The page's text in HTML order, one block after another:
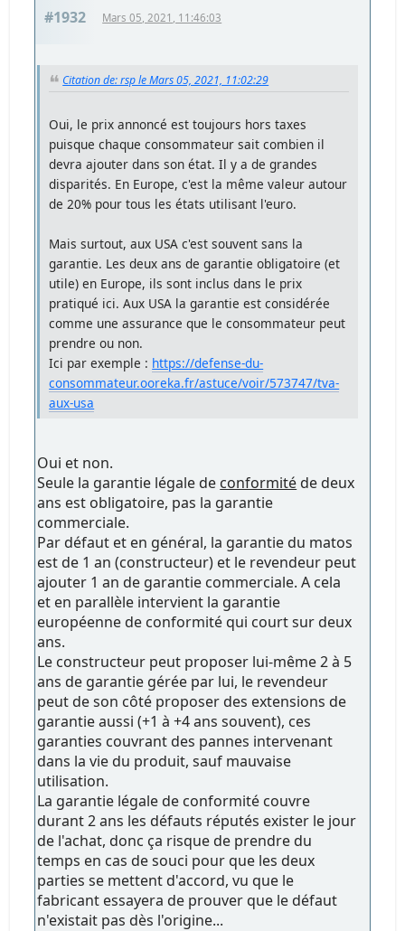
#1932 Mars 05, 2021, 11:46:03
Citation de: rsp le Mars 05, 2021, 11:02:29
Oui, le prix annoncé est toujours hors taxes
puisque chaque consommateur sait combien il
devra ajouter dans son état. Il y a de grandes
disparités. En Europe, c'est la même valeur autour
de 20% pour tous les états utilisant l'euro.
Mais surtout, aux USA c'est souvent sans la
garantie. Les deux ans de garantie obligatoire (et
utile) en Europe, ils sont inclus dans le prix
pratiqué ici. Aux USA la garantie est considérée
comme une assurance que le consommateur peut
prendre ou non.
Ici par exemple : https://defense-du-
consommateur.ooreka.fr/astuce/voir/573747/tva-
aux-usa
Oui et non.
Seule la garantie légale de conformité de deux
ans est obligatoire, pas la garantie
commerciale.
Par défaut et en général, la garantie du matos
est de 1 an (constructeur) et le revendeur peut
ajouter 1 an de garantie commerciale. A cela
et en parallèle intervient la garantie
européenne de conformité qui court sur deux
ans.
Le constructeur peut proposer lui-même 2 à 5
ans de garantie gérée par lui, le revendeur
peut de son côté proposer des extensions de
garantie aussi (+1 à +4 ans souvent), ces
garanties couvrant des pannes intervenant
dans la vie du produit, sauf mauvaise
utilisation.
La garantie légale de conformité couvre
durant 2 ans les défauts réputés exister le jour
de l'achat, donc ça risque de prendre du
temps en cas de souci pour que les deux
parties se mettent d'accord, vu que le
fabricant essayera de prouver que le défaut
n'existait pas dès l'origine...